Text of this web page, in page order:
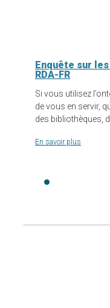
Enquête sur
RDA-FR
Si vous utilisez
de vous en servir,
des bibliothèques,
En savoir plus